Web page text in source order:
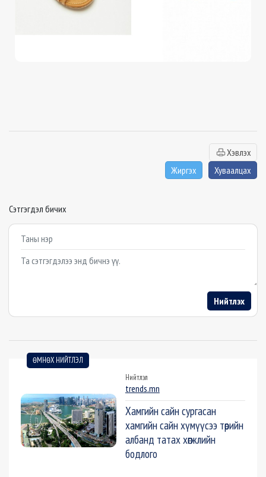
Хэвлэх
Жиргэх
Хуваалцах
Сэтгэгдэл бичих
Example textarea
Нийтлэх
ӨМНӨХ НИЙТЛЭЛ
Нийтлэл
trends.mn
Хамгийн сайн сургасан
хамгийн сайн хүмүүсээ төрийн
албанд татах хөгжлийн
бодлого